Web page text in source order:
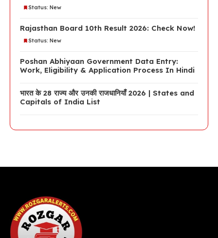
Status: New
Rajasthan Board 10th Result 2026: Check Now!
Status: New
Poshan Abhiyaan Government Data Entry:
Work, Eligibility & Application Process In Hindi
भारत के 28 राज्य और उनकी राजधानियाँ 2026 | States and
Capitals of India List